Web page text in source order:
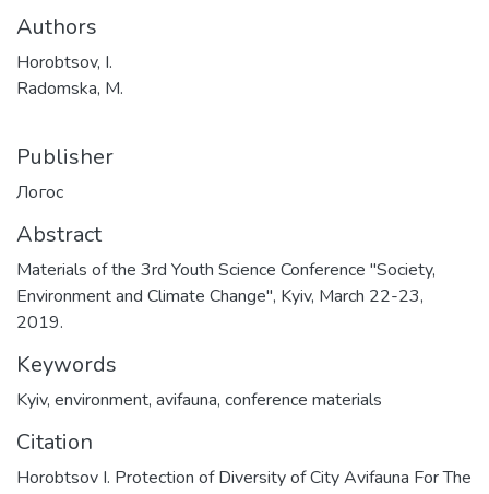
Authors
Horobtsov, I.
Radomska, M.
Publisher
Логос
Abstract
Materials of the 3rd Youth Science Conference "Society,
Environment and Climate Change", Kyiv, March 22-23,
2019.
Keywords
Kyiv, environment, avifauna, conference materials
Citation
Horobtsov I. Protection of Diversity of City Avifauna For The